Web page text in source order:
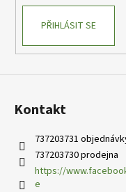
PŘIHLÁSIT SE
Kontakt
737203731
737203730 prodejna
https://
e